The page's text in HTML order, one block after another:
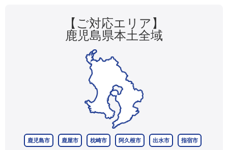
【ご対応エリア】
鹿児島県本土全域
鹿児島市 鹿屋市 枕崎市 阿久根市 出水市 指宿市